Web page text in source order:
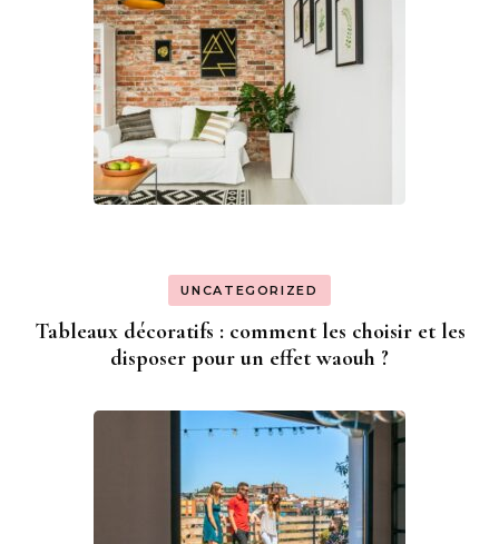
UNCATEGORIZED
Tableaux décoratifs : comment les choisir et les
disposer pour un effet waouh ?